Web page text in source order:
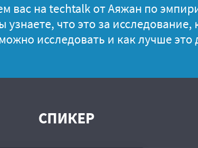
вас на techtalk от Аяжан по
что это за исследование,
исследовать и как лучше это
СПИКЕР